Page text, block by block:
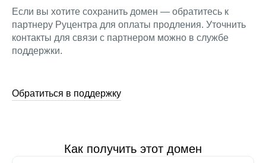
Если вы хотите сохранить домен — обратитесь к
партнеру Руцентра для оплаты продления. Уточнить
контакты для связи с партнером можно в службе
поддержки.
Обратиться в поддержку
Как получить этот домен